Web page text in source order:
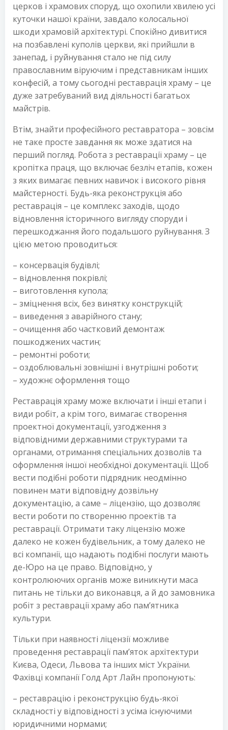
церков і храмових споруд, що охопили хвилею усі
куточки нашої країни, завдало колосальної
шкоди храмовій архітектурі. Спокійно дивитися
на позбавлені куполів церкви, які прийшли в
занепад, і руйнування стало не під силу
православним віруючим і представникам інших
конфесій, а тому сьогодні реставрація храму – це
дуже затребуваний вид діяльності багатьох
майстрів.
Втім, знайти професійного реставратора – зовсім
не таке просте завдання як може здатися на
перший погляд. Робота з реставрації храму – це
кропітка праця, що включає безліч етапів, кожен
з яких вимагає певних навичок і високого рівня
майстерності. Будь-яка реконструкція або
реставрація – це комплекс заходів, щодо
відновлення історичного вигляду споруди і
перешкоджання його подальшого руйнування. З
цією метою проводиться:
– консервація будівлі;
– відновлення покрівлі;
– виготовлення купола;
– зміцнення всіх, без винятку конструкцій;
– виведення з аварійного стану;
– очищення або частковий демонтаж
пошкоджених частин;
– ремонтні роботи;
– оздоблювальні зовнішні і внутрішні роботи;
– художнє оформлення тощо
Реставрація храму може включати і інші етапи і
види робіт, а крім того, вимагає створення
проектної документації, узгодження з
відповідними державними структурами та
органами, отримання спеціальних дозволів та
оформлення іншої необхідної документації. Щоб
вести подібні роботи підрядник неодмінно
повинен мати відповідну дозвільну
документацію, а саме – ліцензію, що дозволяє
вести роботи по створенню проектів та
реставрації. Отримати таку ліцензію може
далеко не кожен будівельник, а тому далеко не
всі компанії, що надають подібні послуги мають
де-Юро на це право. Відповідно, у
контролюючих органів може виникнути маса
питань не тільки до виконавця, а й до замовника
робіт з реставрації храму або пам’ятника
культури.
Тільки при наявності ліцензії можливе
проведення реставрації пам’яток архітектури
Києва, Одеси, Львова та інших міст України.
Фахівці компанії Голд Арт Лайн пропонують:
– реставрацію і реконструкцію будь-якої
складності у відповідності з усіма існуючими
юридичними нормами;